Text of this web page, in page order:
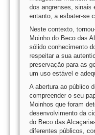
dos angrenses, sinais
entanto, a esbater-se
Neste contexto,
Moinho do Beco das
sólido conhecimento
respeitar a sua
preservação para as
um uso estável e
A abertura ao público
compreender o seu
Moinhos que foram
desenvolvimento da
do Beco das
diferentes públicos,